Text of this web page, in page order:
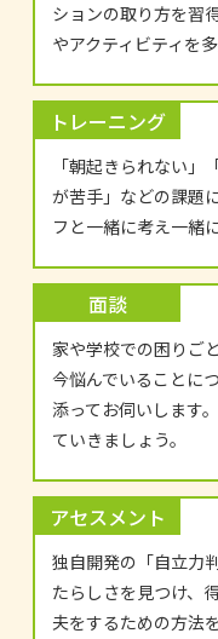
ションの取り方を習
やアクティビティを
トレーニング
「朝起きられない」
が苦手」などの課題
フと一緒に考え一緒
面談
家や学校での困りご
今悩んでいることに
添ってお伺いします
ていきましょう。
アセスメント
独自開発の「自立力
たらしさを見つけ、
夫をするための方法